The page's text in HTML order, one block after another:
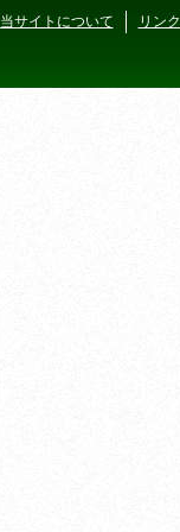
当サイトについて リンク